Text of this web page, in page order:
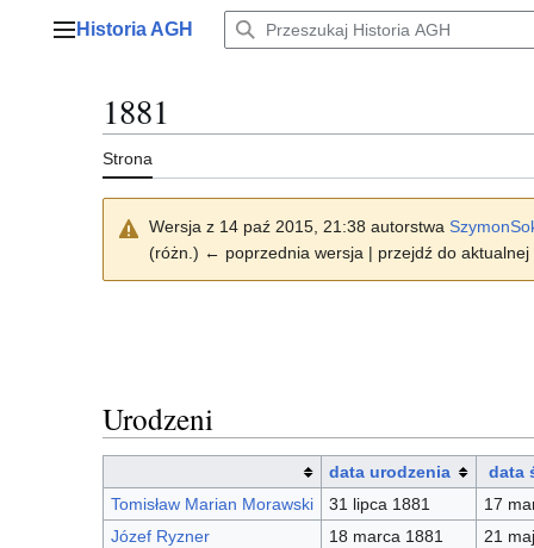
Menu główne
Historia AGH
1881
Strona
Wersja z 14 paź 2015, 21:38 autorstwa
(różn.) ← poprzednia wersja | przejdź do
Urodzeni
data urodzenia
data
Tomisław Marian Morawski
31 lipca 1881
17
Józef Ryzner
18 marca 1881
21